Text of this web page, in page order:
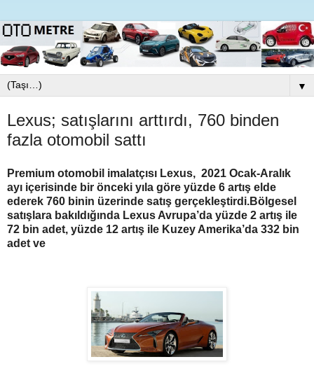
▼
Lexus; satışlarını arttırdı, 760 binden
fazla otomobil sattı
Premium otomobil imalatçısı Lexus, 2021 Ocak-Aralık
ayı içerisinde bir önceki yıla göre yüzde 6 artış elde
ederek 760 binin üzerinde satış gerçekleştirdi.Bölgesel
satışlara bakıldığında Lexus Avrupa’da yüzde 2 artış ile
72 bin adet, yüzde 12 artış ile Kuzey Amerika’da 332 bin
adet ve